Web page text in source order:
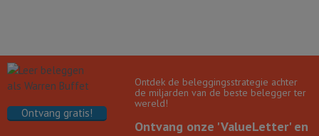
Ontdek de beleggingsstrategie achter
de miljarden van de beste belegger ter
wereld!
Ontvang onze 'ValueLetter' en
Ontvang gratis!